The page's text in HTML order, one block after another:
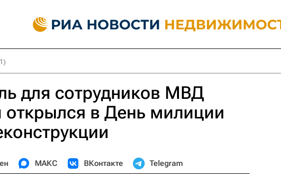
для сотрудников МВД
открылся в День милиции
МАКС ВКонтакте Telegram